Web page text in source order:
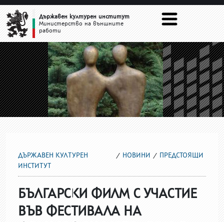
ПРЕДСТОЯЩИ
Държавен културен институт
Министерство на външните
работи
ДЪРЖАВЕН КУЛТУРЕН
ИНСТИТУТ
НОВИНИ ПРЕДСТОЯЩИ
БЪЛГАРСКИ ФИЛМ С УЧАСТИЕ
ВЪВ ФЕСТИВАЛА НА